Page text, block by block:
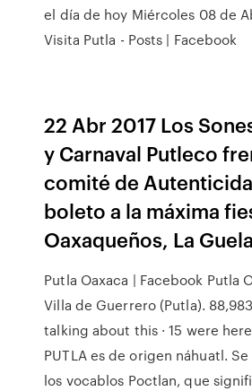
el día de hoy Miércoles 08 de
Visita Putla - Posts | Facebook
22 Abr 2017 Los
y Carnaval Putleco
comité de
boleto a la máxima
Oaxaqueños, La
Putla Oaxaca | Facebook Putla
Villa de Guerrero (Putla).
talking about this · 15 were
PUTLA es de origen náhuatl.
los vocablos Poctlan, que